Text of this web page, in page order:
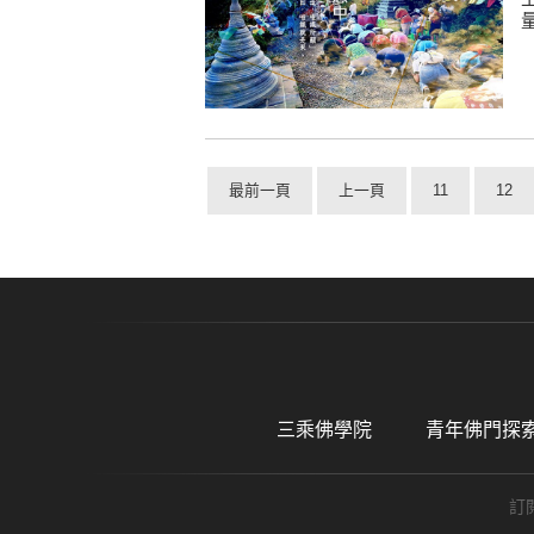
最前一頁 上一頁 11 12
三乘佛學院 青年佛門探
訂